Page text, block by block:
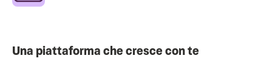
Una piattaforma che cresce con te